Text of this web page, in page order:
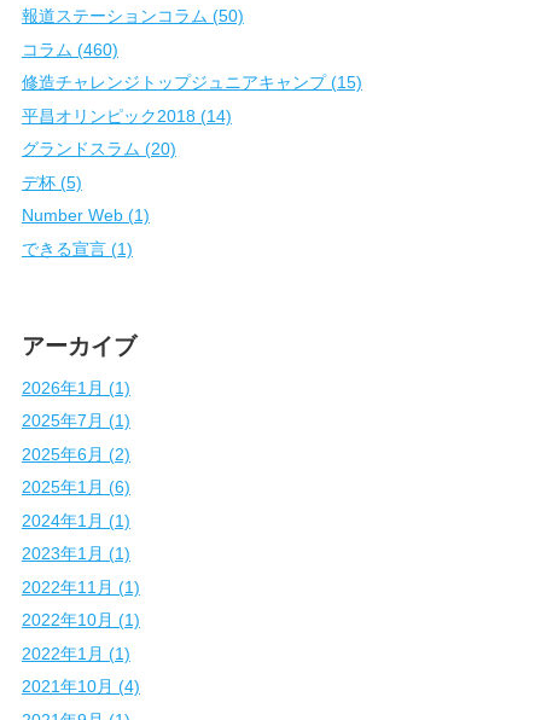
報道ステーションコラム (50)
コラム (460)
修造チャレンジトップジュニアキャンプ (15)
平昌オリンピック2018 (14)
グランドスラム (20)
デ杯 (5)
Number Web (1)
できる宣言 (1)
アーカイブ
2026年1月 (1)
2025年7月 (1)
2025年6月 (2)
2025年1月 (6)
2024年1月 (1)
2023年1月 (1)
2022年11月 (1)
2022年10月 (1)
2022年1月 (1)
2021年10月 (4)